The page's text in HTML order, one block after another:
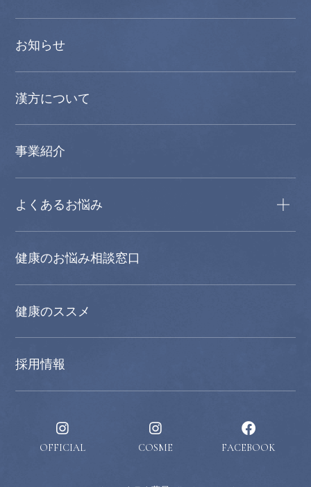
お知らせ
漢方について
事業紹介
よくあるお悩み
健康のお悩み相談窓口
健康のススメ
採用情報
OFFICIAL COSME FACEBOOK